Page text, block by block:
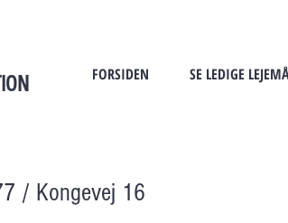
FORSIDEN SE LEDIGE
/ Kongevej 16